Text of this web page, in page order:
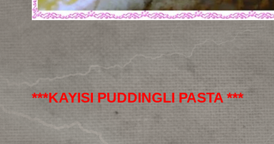
***KAYISI PUDDINGLI PASTA ***